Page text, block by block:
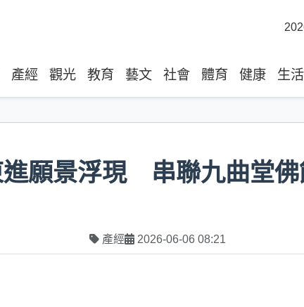
產經 觀光 教育 藝文 社會 體育 健康 生活
願景浮現 串聯九曲堂佛
產經 2026-06-06 08:21